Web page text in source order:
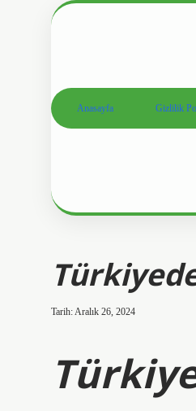
Anasayfa Gizlilik
Tarih: Aralık 26, 2024